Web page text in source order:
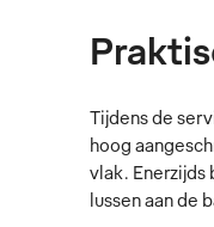
Tijdens de
hoog
vlak.
lussen aan de